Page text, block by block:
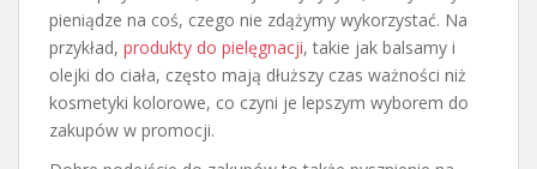
pieniądze na coś, czego nie zdążymy wykorzystać. Na
przykład, produkty do pielęgnacji, takie jak balsamy i
olejki do ciała, często mają dłuższy czas ważności niż
kosmetyki kolorowe, co czyni je lepszym wyborem do
zakupów w promocji.